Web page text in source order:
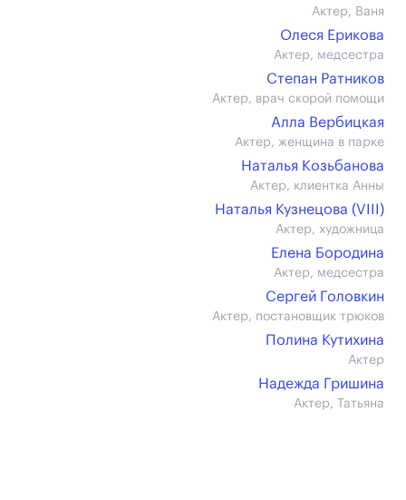
Актер, Ваня
Олеся Ерикова
Актер, медсестра
Степан Ратников
Актер, врач скорой помощи
Алла Вербицкая
Актер, женщина в парке
Наталья Козьбанова
Актер, клиентка Анны
Наталья Кузнецова (VIII)
Актер, художница
Елена Бородина
Актер, медсестра
Сергей Головкин
Актер, постановщик трюков
Полина Кутихина
Актер
Надежда Гришина
Актер, Татьяна